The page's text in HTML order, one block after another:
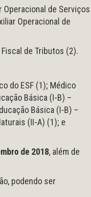
Operacional de Serviços
Operacional de
de Tributos (2).
do ESF (1); Médico
Básica (I-B) –
Básica (I-B) –
(II-A) (1); e
de 2018, além de
podendo ser